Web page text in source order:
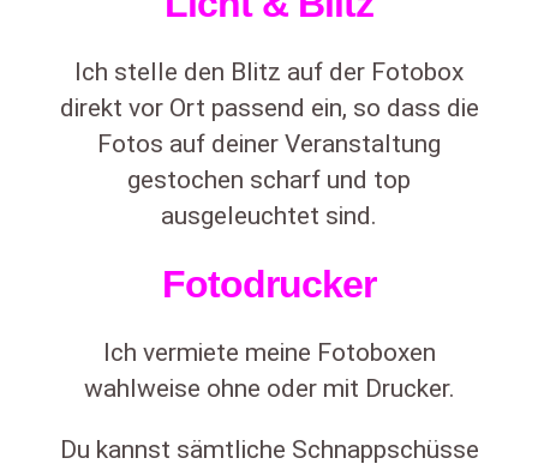
Ich stelle den Blitz auf der Fotobox
direkt vor Ort passend ein, so dass die
Fotos auf deiner Veranstaltung
gestochen scharf und top
ausgeleuchtet sind.
Fotodrucker
Ich vermiete meine Fotoboxen
wahlweise ohne oder mit Drucker.
Du kannst sämtliche Schnappschüsse